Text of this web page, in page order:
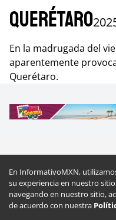
En InformativoMXN,
su experiencia en nuestro
navegando en nuestro sitio,
de acuerdo con nuestra
Querétaro
En la madrugada del
aparentemente
Querétaro.